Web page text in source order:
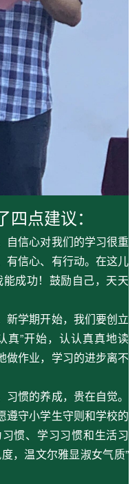
点建议：
自信心对我们的学习很重
有信心、有行动。在这儿
成功！鼓励自己，天天
新学期开始，我们要创立
真”开始，认认真真地读
做作业，学习的进步离不
惯的养成，贵在自觉。
遵守小学生守则和学校的
惯、学习习惯和生活习
，温文尔雅显淑女气质”